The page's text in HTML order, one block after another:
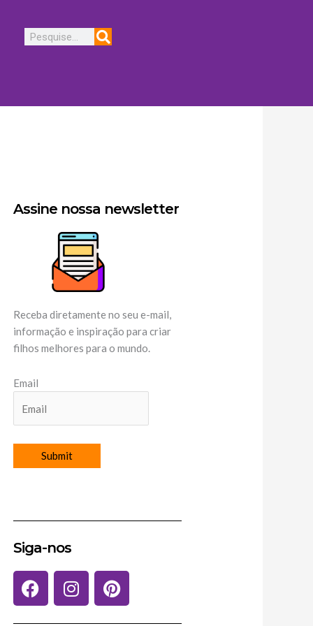
Assine nossa newsletter
Receba diretamente no seu e-mail,
informação e inspiração para criar
filhos melhores para o mundo.
Email
Siga-nos
F
a
I
n
P
i